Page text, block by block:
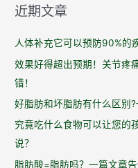
得
油！
近期文章
人体补充它可以预防90%的
效果好得超出预期！关节疼
错！
好脂肪和坏脂肪有什么区别
究竟吃什么食物可以让您的
说？
脂肪酸=脂肪吗？一篇文章